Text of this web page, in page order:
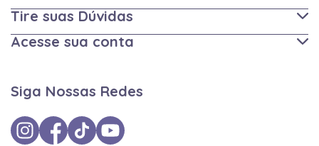
Tire suas Dúvidas
Acesse sua conta
Siga Nossas Redes